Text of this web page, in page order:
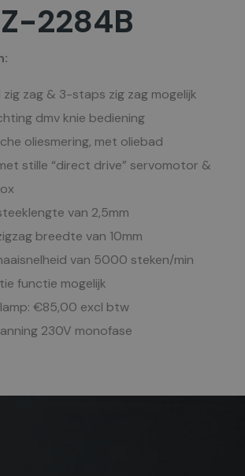
2284B
zag & 3-staps zig zag mogelijk
dmv knie bediening
oliesmering, met oliebad
stille “direct drive” servomotor &
van 2,5mm
breedte van 10mm
van 5000 steken/min
functie mogelijk
€85,00 excl btw
230V monofase